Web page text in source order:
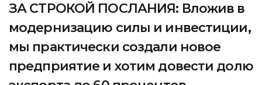
ЗА СТРОКОЙ ПОСЛАНИЯ: Вложив в
модернизацию силы и инвестиции,
мы практически создали новое
предприятие и хотим довести долю